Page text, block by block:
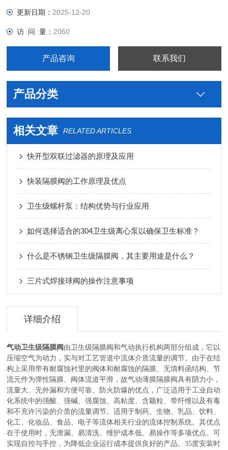
更新日期： 2025-12-20
访 问 量： 2060
产品咨询 联系我们
产品分类
相关文章 RELATED ARTICLES
快开型双联过滤器的原理及应用
快装隔膜阀的工作原理及优点
卫生级螺杆泵：结构优势与行业应用
如何选择适合的304卫生级离心泵以确保卫生标准？
什么是不锈钢卫生级隔膜阀，其主要用途是什么？
三片式焊接球阀的操作注意事项
详细介绍
气动卫生级隔膜阀 由卫生级隔膜阀和气动执行机构两部分组成，它以
压缩空气为动力，实与对工艺管道中流体介质流量的调节。由于在结
构上采用带有耐腐蚀衬里的阀体和耐腐蚀的隔膜、无填料函结构、节
流元件为弹性隔膜、阀体流道平滑，故气动薄膜隔膜阀具有阴力小，
流量大、无外漏和方便可靠、防火防爆的优点，广泛适用于工业自动
化系统中的强酸、强碱、强腐蚀、高粘度、含颖粒、带纤维以及有毒
和不充许污染的介质的流量调节。适用于制药、生物、乳品、饮料、
化工、化妆品、食品、电子等流体相关行业的流体控制系统。其优点
在于使用时，无泄漏、易清洗、维护成本低、易操作等多项优点。可
实现自控与手控，为降低企业运行成本提供良好的产品。35度安装时